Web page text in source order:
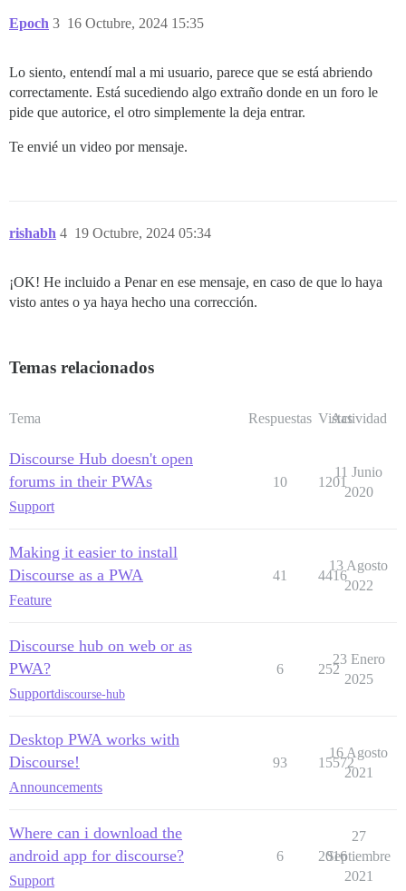
Epoch 16 Octubre, 2024 15:35
3
Lo siento, entendí mal a mi usuario, parece que se está abriendo
correctamente. Está sucediendo algo extraño donde en un foro le
pide que autorice, el otro simplemente la deja entrar.
Te envié un video por mensaje.
rishabh 19 Octubre, 2024 05:34
4
¡OK! He incluido a Penar en ese mensaje, en caso de que lo haya
visto antes o ya haya hecho una corrección.
Temas relacionados
Tema Respuestas Vistas
Actividad
Discourse Hub doesn't open
forums in their PWAs
Support
10 1201
11 Junio
2020
Making it easier to install
Discourse as a PWA
Feature
41 4416
13 Agosto
2022
Discourse hub on web or as
PWA?
Supportdiscourse-hub
6 252
23 Enero
2025
Desktop PWA works with
Discourse!
Announcements
93 15572
16 Agosto
2021
Where can i download the
android app for discourse?
Support
6 2016
27
Septiembre
2021